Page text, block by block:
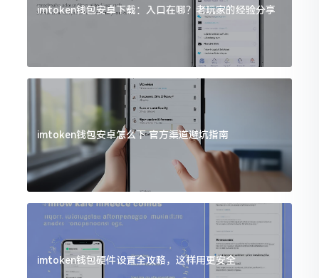
imtoken钱包安卓下载：入口在哪？老玩家的经验分享
imtoken钱包安卓怎么下 官方渠道避坑指南
imtoken钱包硬件设置全攻略，这样用更安全